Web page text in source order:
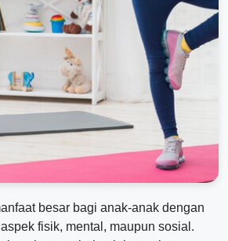
besar bagi anak-anak dengan
fisik, mental, maupun sosial.